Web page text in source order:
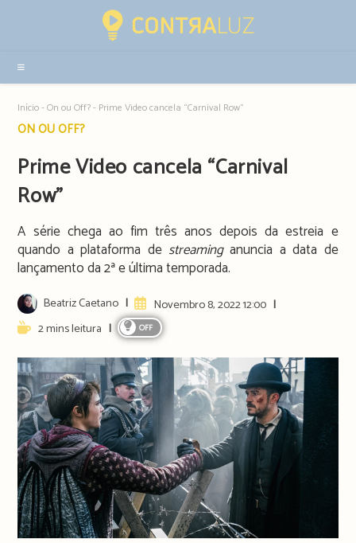
sidebar
Início-On ou Off?- Prime Video cancela “Carnival Row”
Post
ON OU OFF?
Prime Video cancela “Carnival
Row”
A série chega ao fim três anos depois da estreia e
quando a plataforma de streaminganuncia a data de
lançamento da 2ª e última temporada.
Post
author:
Beatriz Caetano
Artigo
publicado:
Novembro 8, 2022 12:00
Reading2 mins leitura OFF